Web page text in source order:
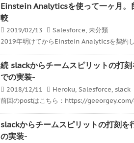
Einstein Analyticsを使って一ヶ月
較
2019/02/13 Salesforce, 未分類
2019年明けてからEinstein Analyticsを契約
続 slackからチームスピリットの打
での実装-
2018/12/11 Heroku, Salesforce, slack
前回のpostはこちら：https://
slackからチームスピリットの打刻
の実装-